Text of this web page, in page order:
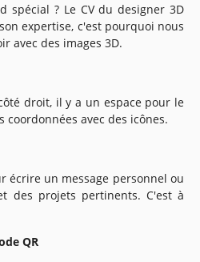
spécial ? Le CV du designer 3D
expertise, c'est pourquoi nous
avec des images 3D.
droit, il y a un espace pour le
avec des icônes.
écrire un message personnel ou
des projets pertinents. C'est à
QR